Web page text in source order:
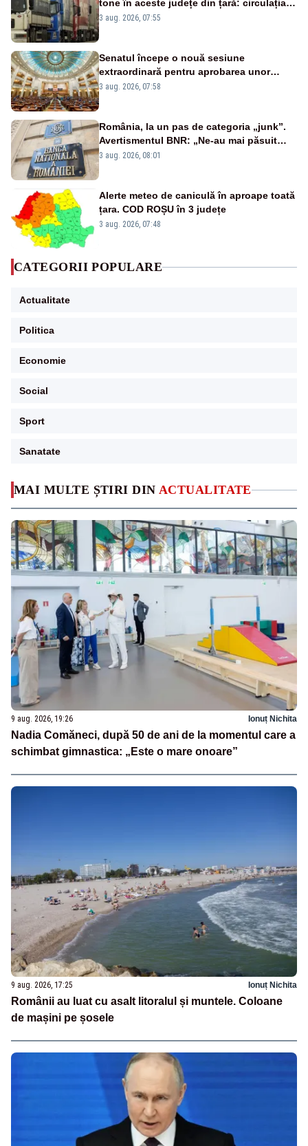
MAI MULTE ȘTIRI DIN ACTUALITATE
9 aug. 2026, 19:26 Ionuț Nichita
Nadia Comăneci, după 50 de ani de la momentul care a
schimbat gimnastica: „Este o mare onoare”
9 aug. 2026, 17:25 Ionuț Nichita
Românii au luat cu asalt litoralul și muntele. Coloane
de mașini pe șosele
tone în aceste județe din țară: circulația
este interzisă luni, între orele 12:00 și
3 aug. 2026, 07:55
Senatul începe o nouă sesiune
extraordinară pentru aprobarea unor
jaloane din PNRR
3 aug. 2026, 07:58
România, la un pas de categoria „junk”.
Avertismentul BNR: „Ne-au mai păsuit
pentru câteva luni”
3 aug. 2026, 08:01
Alerte meteo de caniculă în aproape toată
țara. COD ROȘU în 3 județe
3 aug. 2026, 07:48
CATEGORII POPULARE
Actualitate
Politica
Economie
Social
Sport
Sanatate